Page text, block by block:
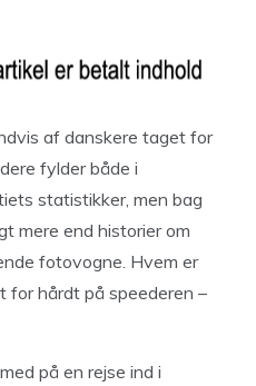
af danskere taget for
fylder både i
statistikker, men bag
mere end historier om
fotovogne. Hvem er
for hårdt på speederen –
på en rejse ind i